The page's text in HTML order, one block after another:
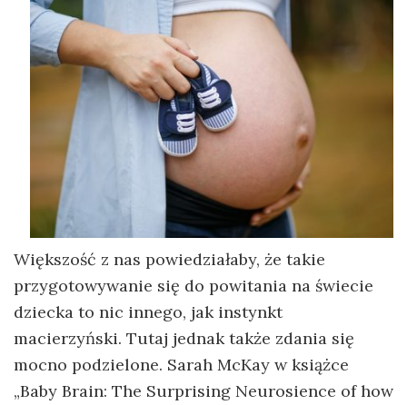
Większość z nas powiedziałaby, że takie
przygotowywanie się do powitania na świecie
dziecka to nic innego, jak instynkt
macierzyński. Tutaj jednak także zdania się
mocno podzielone. Sarah McKay w książce
„Baby Brain: The Surprising Neurosience of how